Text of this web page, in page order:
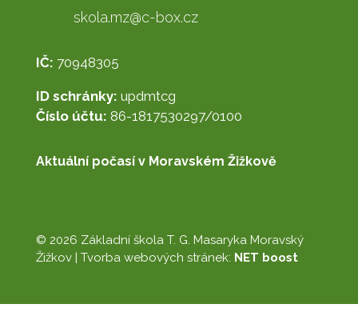
skola.mz@c-box.cz
IČ: 70948305
ID schránky: updmtcg
Číslo účtu: 86-1817530297/0100
Aktuální počasí v Moravském Žižkově
© 2026 Základní škola T. G. Masaryka Moravský
Žižkov | Tvorba webových stránek: NET boost